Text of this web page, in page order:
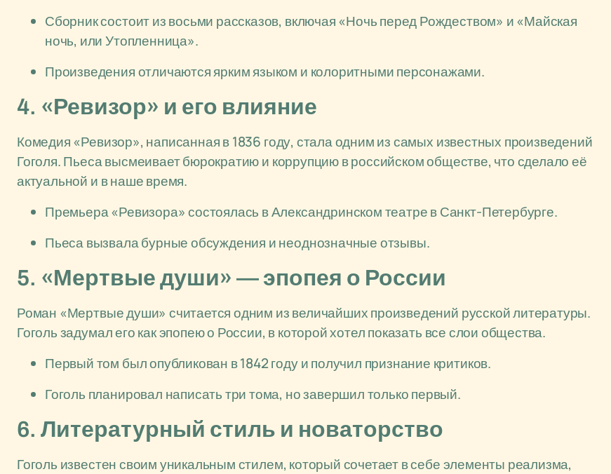
Сборник состоит из восьми рассказов, включая «Ночь перед Рождеством» и «Майская
ночь, или Утопленница».
Произведения отличаются ярким языком и колоритными персонажами.
4. «Ревизор» и его влияние
Комедия «Ревизор», написанная в 1836 году, стала одним из самых известных произведений
Гоголя. Пьеса высмеивает бюрократию и коррупцию в российском обществе, что сделало её
актуальной и в наше время.
Премьера «Ревизора» состоялась в Александринском театре в Санкт-Петербурге.
Пьеса вызвала бурные обсуждения и неоднозначные отзывы.
5. «Мертвые души» — эпопея о России
Роман «Мертвые души» считается одним из величайших произведений русской литературы.
Гоголь задумал его как эпопею о России, в которой хотел показать все слои общества.
Первый том был опубликован в 1842 году и получил признание критиков.
Гоголь планировал написать три тома, но завершил только первый.
6. Литературный стиль и новаторство
Гоголь известен своим уникальным стилем, который сочетает в себе элементы реализма,